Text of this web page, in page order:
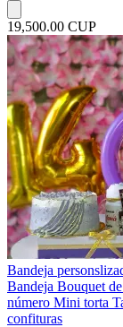
19,500.00 CUP
Bandeja
Bandeja Bouquet
número Mini torta
confituras